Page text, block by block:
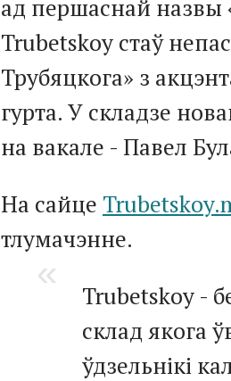
ад першаснай назвы
Trubetskoy стаў
Трубяцкога» з
гурта. У складзе
на вакале - Павел
На сайце
тлумачэнне.
Trubetskoy -
склад якога
ўдзельнікі